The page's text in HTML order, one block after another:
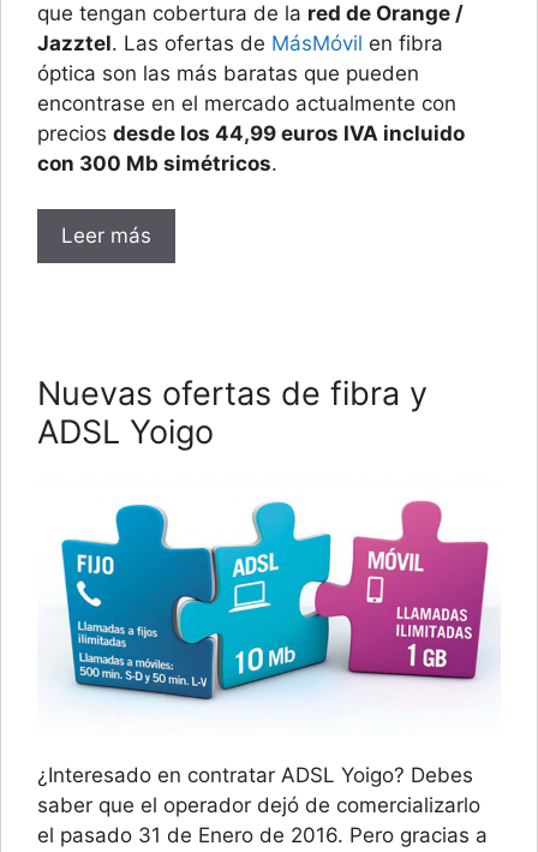
que tengan cobertura de la red de Orange /
Jazztel. Las ofertas de MásMóvil en fibra
óptica son las más baratas que pueden
encontrase en el mercado actualmente con
precios desde los 44,99 euros IVA incluido
con 300 Mb simétricos.
Leer más
Nuevas ofertas de fibra y
ADSL Yoigo
¿Interesado en contratar ADSL Yoigo? Debes
saber que el operador dejó de comercializarlo
el pasado 31 de Enero de 2016. Pero gracias a